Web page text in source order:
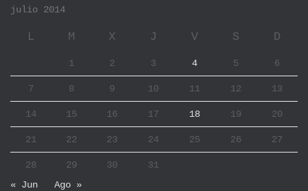
julio 2014
L M X J V S D
1 2 3 4 5 6
7 8 9 10 11 12 13
14 15 16 17 18 19 20
21 22 23 24 25 26 27
28 29 30
31
« Jun
Ago »